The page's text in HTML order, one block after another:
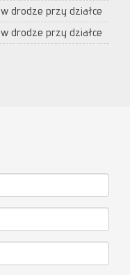
w drodze przy działce
w drodze przy działce